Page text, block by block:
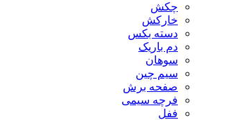
چکش
خارکش
دسته بکس
دم باریک
سوهان
سیم چین
صفحه برش
فرچه سیمی
ففل